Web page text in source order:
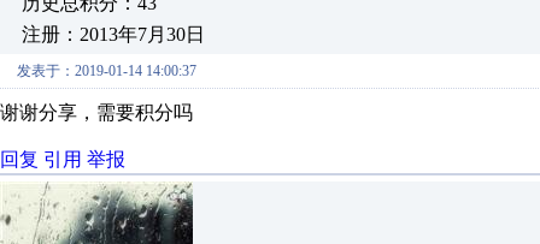
注册：2013年7月30日
发表于：2019-01-14 14:00:37
谢谢分享，需要积分吗
回复 引用 举报